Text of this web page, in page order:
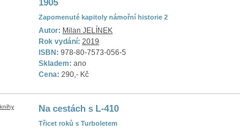
1905
Zapomenuté kapitoly námořní historie 2
Autor: Milan JELÍNEK
Rok vydání: 2019
ISBN: 978-80-7573-056-5
Skladem: ano
Cena: 290,- Kč
Na cestách s L-410
Třicet roků s Turboletem